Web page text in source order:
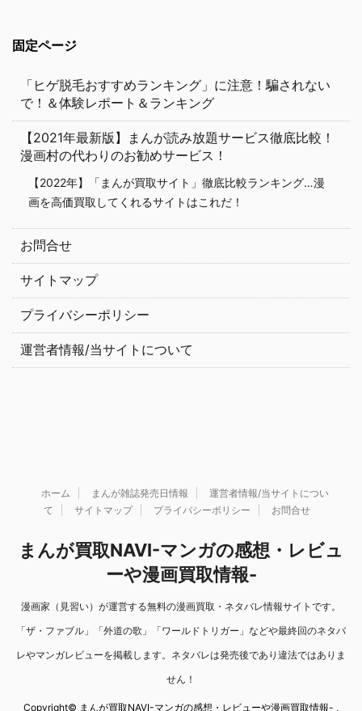
固定ページ
「ヒゲ脱毛おすすめランキング」に注意！騙されない
で！＆体験レポート＆ランキング
【2021年最新版】まんが読み放題サービス徹底比較！
漫画村の代わりのお勧めサービス！
【2022年】「まんが買取サイト」徹底比較ランキング…漫
画を高価買取してくれるサイトはこれだ！
お問合せ
サイトマップ
プライバシーポリシー
運営者情報/当サイトについて
ホーム まんが雑誌発売日情報
運営者情報/当サイトについ
て
サイトマップ プライバシーポリシー お問合せ
まんが買取NAVI-マンガの感想・レビュ
ーや漫画買取情報-
漫画家（見習い）が運営する無料の漫画買取・ネタバレ情報サイトです。
「ザ・ファブル」「外道の歌」「ワールドトリガー」などや最終回のネタバ
レやマンガレビューを掲載します。ネタバレは発売後であり違法ではありま
せん！
Copyright© まんが買取NAVI-マンガの感想・レビューや漫画買取情報- ,